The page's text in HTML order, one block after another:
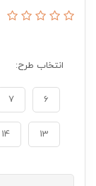
انتخاب طرح:
6
7
13
14